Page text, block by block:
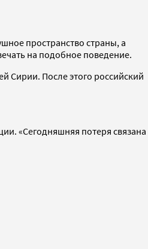
пространство страны, а
на подобное поведение.
Сирии. После этого российский
«Сегодняшняя потеря связана